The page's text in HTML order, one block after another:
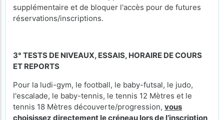
supplémentaire et de bloquer l'accès pour de futures
réservations/inscriptions.
3° TESTS DE NIVEAUX, ESSAIS, HORAIRE DE COURS
ET REPORTS
Pour la ludi-gym, le football, le baby-futsal, le judo,
l'escalade, le baby-tennis, le tennis 12 Mètres et le
tennis 18 Mètres découverte/progression, vous
choisissez directement le créneau lors de l’inscription